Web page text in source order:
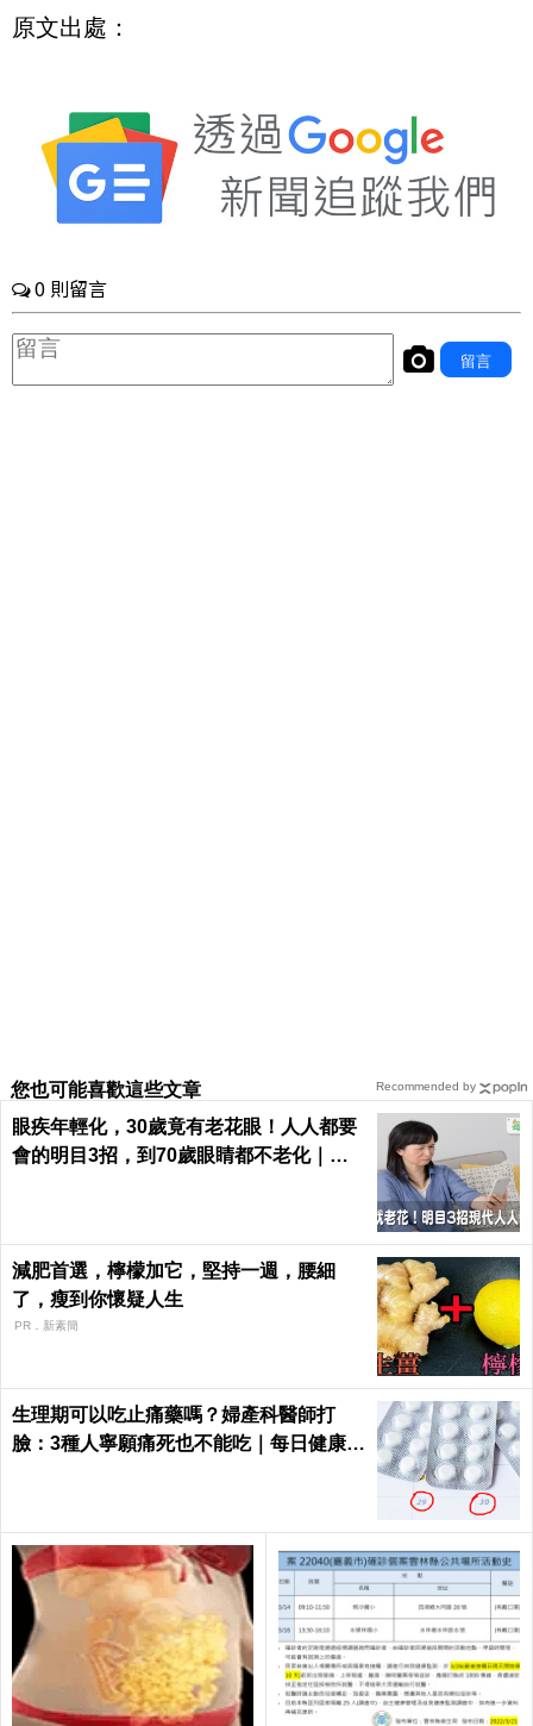
原文出處：
您也可能喜歡這些文章
眼疾年輕化，30歲竟有老花眼！人人都要
會的明目3招，到70歲眼睛都不老化｜每
減肥首選，檸檬加它，堅持一週，腰細
了，瘦到你懷疑人生
PR．新素簡
生理期可以吃止痛藥嗎？婦產科醫師打
臉：3種人寧願痛死也不能吃｜每日健康 H
Recommended by